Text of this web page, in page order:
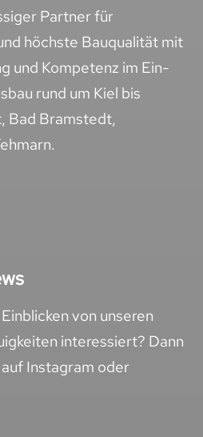
Partner für
höchste Bauqualität mit
und Kompetenz im Ein-
rund um Kiel bis
Bad Bramstedt,
von unseren
interessiert? Dann
Instagram oder